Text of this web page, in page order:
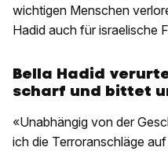
wichtigen Menschen
Hadid auch für israelische
Bella Hadid
scharf und bittet
«Unabhängig von der
ich die Terroranschläge